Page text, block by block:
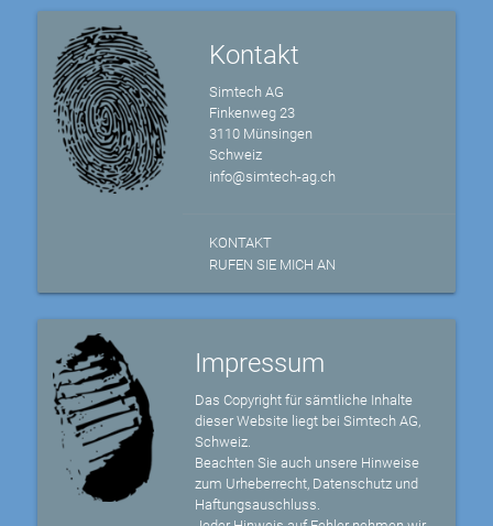
Kontakt
Simtech AG
Finkenweg 23
3110 Münsingen
Schweiz
info@simtech-ag.ch
KONTAKT
RUFEN SIE MICH AN
Impressum
Das Copyright für sämtliche Inhalte
dieser Website liegt bei Simtech AG,
Schweiz.
Beachten Sie auch unsere Hinweise
zum Urheberrecht, Datenschutz und
Haftungsauschluss.